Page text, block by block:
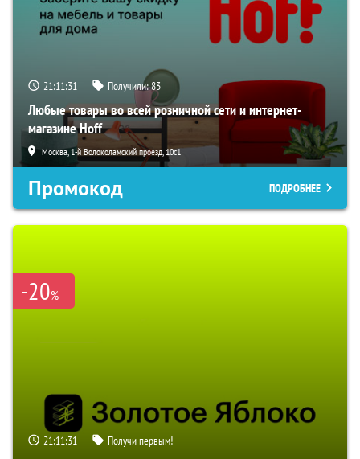
21:11:30 Получили:83
Любые товары во всей розничной сети и интернет-
магазине Hoff
Москва, 1-й Волоколамский проезд, 10с1
Промокод ПОДРОБНЕЕ
-20%
21:11:30 Получи первым!